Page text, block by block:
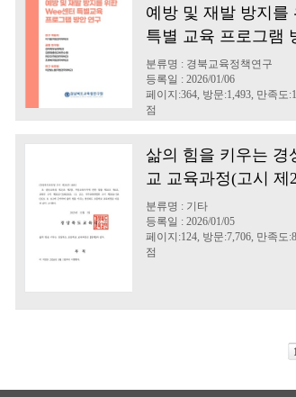
예방 및 재발 방지를
특별 교육 프로그램
분류명 : 경북교육정책연구
등록일 : 2026/01/06
페이지:364, 방문:1,493, 만족도
점
삶의 힘을 키우는 경
교 교육과정(고시 제
분류명 : 기타
등록일 : 2026/01/05
페이지:124, 방문:7,706, 만족도
점